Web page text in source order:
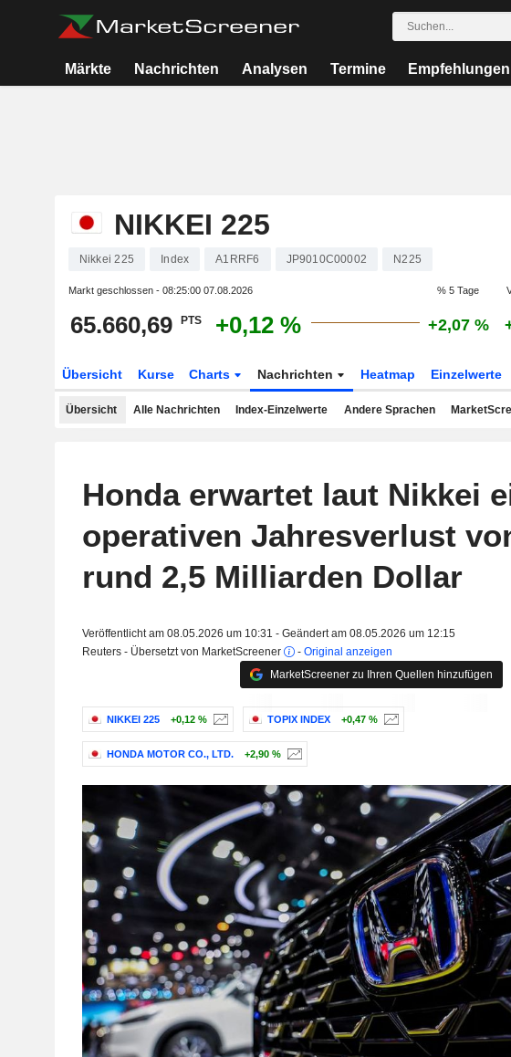
Märkte Nachrichten Analysen Termine Empfehlungen
NIKKEI 225
Nikkei 225 Index A1RRF6 JP9010C00002 N225
Markt geschlossen - 08:25:00 07.08.2026 % 5 Tage
65.660,69 PTS +0,12 % +2,07 %
Übersicht Kurse Charts Nachrichten Heatmap Einzelwerte
Übersicht Alle Nachrichten Index-Einzelwerte Andere Sprachen
Honda erwartet laut Nikkei
operativen Jahresverlust
rund 2,5 Milliarden Dollar
Veröffentlicht am 08.05.2026 um 10:31 - Geändert am 08.05.2026 um 12:15
Reuters - Übersetzt von MarketScreener
- Original anzeigen
MarketScreener zu Ihren Quellen hinzufügen
NIKKEI 225 +0,12 % TOPIX INDEX +0,47 %
HONDA MOTOR CO., LTD. +2,90 %